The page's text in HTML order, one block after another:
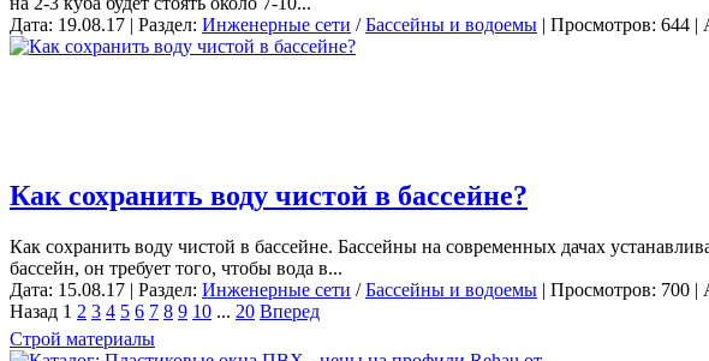
Дата: 19.08.17 | Раздел: Инженерные сети /Бассейны и водоемы | Просмотров: 644 |
Как сохранить воду чистой в бассейне?
Как сохранить воду чистой в бассейне. Бассейны на современных дачах
бассейн, он требует того, чтобы вода в...
Дата: 15.08.17 | Раздел: Инженерные сети /Бассейны и водоемы | Просмотров: 700 |
Назад 1 2 3 4 5 6 7 8 9 10 ... 20 Вперед
Строй материалы